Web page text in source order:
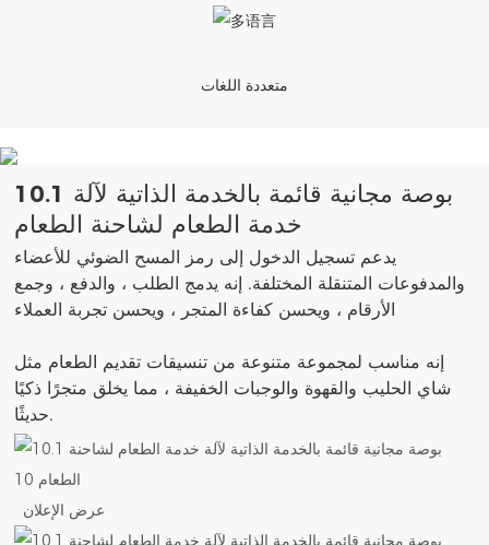
متعددة اللغات
10.1 بوصة مجانية قائمة بالخدمة الذاتية لآلة
خدمة الطعام لشاحنة الطعام
يدعم تسجيل الدخول إلى رمز المسح الضوئي للأعضاء
والمدفوعات المتنقلة المختلفة. إنه يدمج الطلب ، والدفع ، وجمع
إنه مناسب لمجموعة متنوعة من تنسيقات تقديم الطعام مثل
شاي الحليب والقهوة والوجبات الخفيفة ، مما يخلق متجرًا ذكيًا
حديثًا.
عرض الإعلان